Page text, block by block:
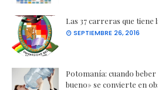
Las 37 carreras que tiene
SEPTIEMBRE 26, 2016
Potomanía: cuando
bueno» se convierte en